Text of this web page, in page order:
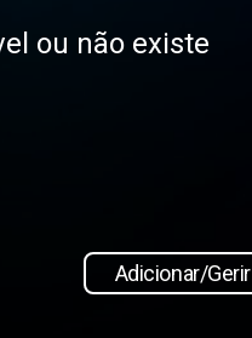
ou não existe
Adicionar/